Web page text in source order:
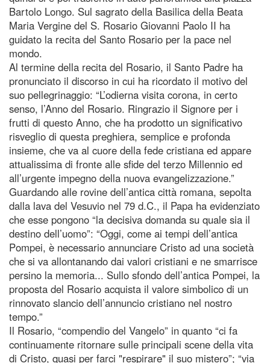
Bartolo Longo. Sul sagrato della Basilica della Beata
Maria Vergine del S. Rosario Giovanni Paolo II ha
guidato la recita del Santo Rosario per la pace nel
mondo.
Al termine della recita del Rosario, il Santo Padre ha
pronunciato il discorso in cui ha ricordato il motivo del
suo pellegrinaggio: “L’odierna visita corona, in certo
senso, l’Anno del Rosario. Ringrazio il Signore per i
frutti di questo Anno, che ha prodotto un significativo
risveglio di questa preghiera, semplice e profonda
insieme, che va al cuore della fede cristiana ed appare
attualissima di fronte alle sfide del terzo Millennio ed
all’urgente impegno della nuova evangelizzazione.”
Guardando alle rovine dell’antica città romana, sepolta
dalla lava del Vesuvio nel 79 d.C., il Papa ha evidenziato
che esse pongono “la decisiva domanda su quale sia il
destino dell’uomo”: “Oggi, come ai tempi dell’antica
Pompei, è necessario annunciare Cristo ad una società
che si va allontanando dai valori cristiani e ne smarrisce
persino la memoria... Sullo sfondo dell’antica Pompei, la
proposta del Rosario acquista il valore simbolico di un
rinnovato slancio dell’annuncio cristiano nel nostro
tempo.”
Il Rosario, “compendio del Vangelo” in quanto “ci fa
continuamente ritornare sulle principali scene della vita
di Cristo, quasi per farci "respirare" il suo mistero”; “via